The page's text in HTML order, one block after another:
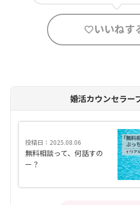
いいねす
婚活カウンセラー
投稿日：2025.08.06
無料相談って、何話すの
ー？